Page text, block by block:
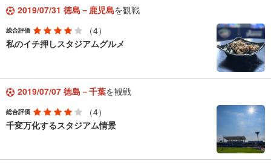
2019/07/31 徳島－鹿児島を観戦
総合評価
（4）
私のイチ押しスタジアムグルメ
2019/07/07 徳島－千葉を観戦
総合評価
（4）
千変万化するスタジアム情景